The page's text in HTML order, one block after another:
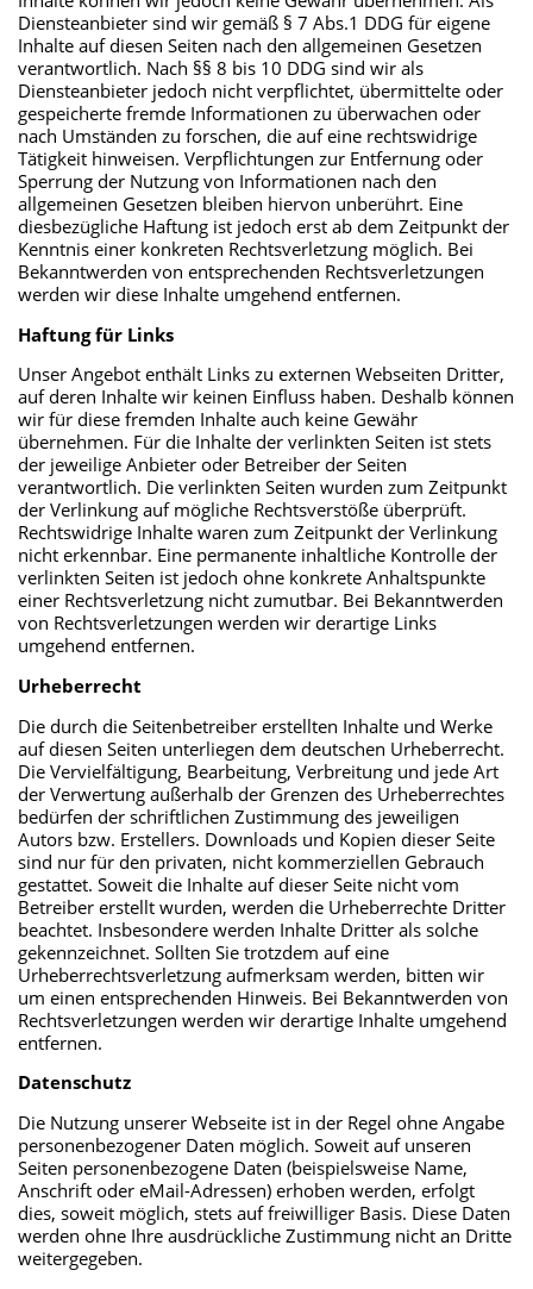
Diensteanbieter sind wir gemäß § 7 Abs.1 DDG für eigene
Inhalte auf diesen Seiten nach den allgemeinen Gesetzen
verantwortlich. Nach §§ 8 bis 10 DDG sind wir als
Diensteanbieter jedoch nicht verpflichtet, übermittelte oder
gespeicherte fremde Informationen zu überwachen oder
nach Umständen zu forschen, die auf eine rechtswidrige
Tätigkeit hinweisen. Verpflichtungen zur Entfernung oder
Sperrung der Nutzung von Informationen nach den
allgemeinen Gesetzen bleiben hiervon unberührt. Eine
diesbezügliche Haftung ist jedoch erst ab dem Zeitpunkt der
Kenntnis einer konkreten Rechtsverletzung möglich. Bei
Bekanntwerden von entsprechenden Rechtsverletzungen
werden wir diese Inhalte umgehend entfernen.
Haftung für Links
Unser Angebot enthält Links zu externen Webseiten Dritter,
auf deren Inhalte wir keinen Einfluss haben. Deshalb können
wir für diese fremden Inhalte auch keine Gewähr
übernehmen. Für die Inhalte der verlinkten Seiten ist stets
der jeweilige Anbieter oder Betreiber der Seiten
verantwortlich. Die verlinkten Seiten wurden zum Zeitpunkt
der Verlinkung auf mögliche Rechtsverstöße überprüft.
Rechtswidrige Inhalte waren zum Zeitpunkt der Verlinkung
nicht erkennbar. Eine permanente inhaltliche Kontrolle der
verlinkten Seiten ist jedoch ohne konkrete Anhaltspunkte
einer Rechtsverletzung nicht zumutbar. Bei Bekanntwerden
von Rechtsverletzungen werden wir derartige Links
umgehend entfernen.
Urheberrecht
Die durch die Seitenbetreiber erstellten Inhalte und Werke
auf diesen Seiten unterliegen dem deutschen Urheberrecht.
Die Vervielfältigung, Bearbeitung, Verbreitung und jede Art
der Verwertung außerhalb der Grenzen des Urheberrechtes
bedürfen der schriftlichen Zustimmung des jeweiligen
Autors bzw. Erstellers. Downloads und Kopien dieser Seite
sind nur für den privaten, nicht kommerziellen Gebrauch
gestattet. Soweit die Inhalte auf dieser Seite nicht vom
Betreiber erstellt wurden, werden die Urheberrechte Dritter
beachtet. Insbesondere werden Inhalte Dritter als solche
gekennzeichnet. Sollten Sie trotzdem auf eine
Urheberrechtsverletzung aufmerksam werden, bitten wir
um einen entsprechenden Hinweis. Bei Bekanntwerden von
Rechtsverletzungen werden wir derartige Inhalte umgehend
entfernen.
Datenschutz
Die Nutzung unserer Webseite ist in der Regel ohne Angabe
personenbezogener Daten möglich. Soweit auf unseren
Seiten personenbezogene Daten (beispielsweise Name,
Anschrift oder eMail-Adressen) erhoben werden, erfolgt
dies, soweit möglich, stets auf freiwilliger Basis. Diese Daten
werden ohne Ihre ausdrückliche Zustimmung nicht an Dritte
weitergegeben.